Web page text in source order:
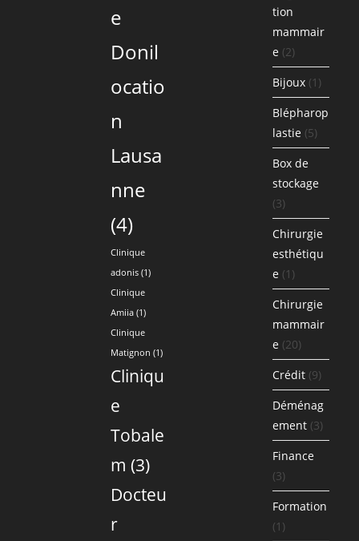
e
Donil
ocatio
n
Lausa
nne
(4)
Clinique
adonis (1)
Clinique
Amiia (1)
Clinique
Matignon (1)
Cliniqu
e
Tobale
m (3)
Docteu
r
tion
mammair
e (2)
Bijoux (1)
Blépharop
lastie (5)
Box de
stockage
(3)
Chirurgie
esthétiqu
e (1)
Chirurgie
mammair
e (20)
Crédit (9)
Déménag
ement (3)
Finance
(3)
Formation
(1)